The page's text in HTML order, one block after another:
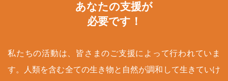
あなたの支援が
必要です！
私たちの活動は、皆さまのご支援によって行われていま
す。人類を含む全ての生き物と自然が調和して生きていけ